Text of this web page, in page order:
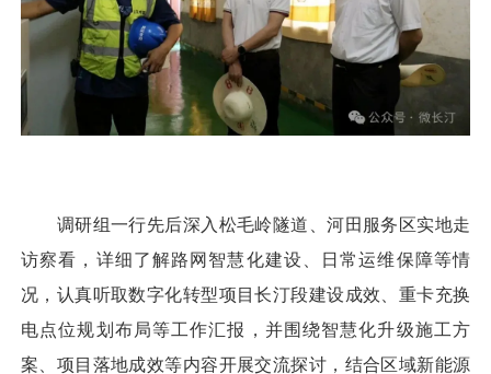
调研组一行先后深入松毛岭隧道、河田服务区实地走
访察看，详细了解路网智慧化建设、日常运维保障等情
况，认真听取数字化转型项目长汀段建设成效、重卡充换
电点位规划布局等工作汇报，并围绕智慧化升级施工方
案、项目落地成效等内容开展交流探讨，结合区域新能源